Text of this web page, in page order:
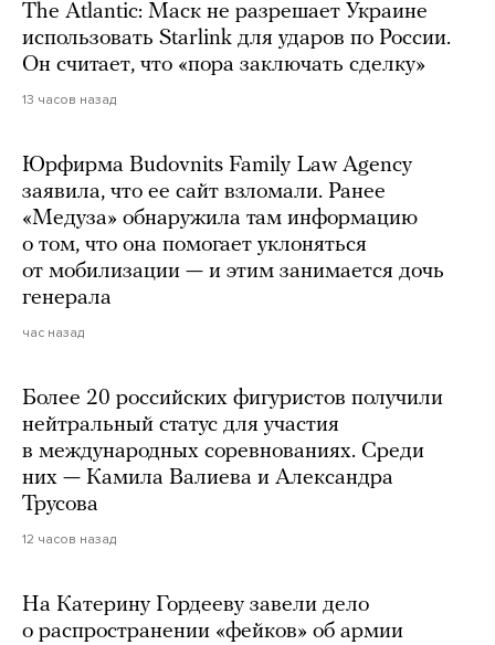
The Atlantic: Маск не разрешает Украине
использовать Starlink для ударов по России.
Он считает, что «пора заключать сделку»
13 часов назад
Юрфирма Budovnits Family Law Agency
заявила, что ее сайт взломали. Ранее
«Медуза» обнаружила там информацию
о том, что она помогает уклоняться
от мобилизации — и этим занимается дочь
генерала
час назад
Более 20 российских фигуристов получили
нейтральный статус для участия
в международных соревнованиях. Среди
них — Камила Валиева и Александра
Трусова
12 часов назад
На Катерину Гордееву завели дело
о распространении «фейков» об армии